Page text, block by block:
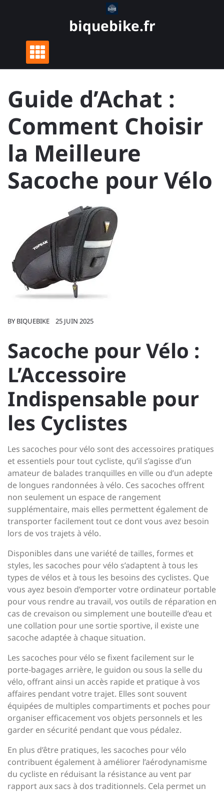
biquebike.fr
Guide d’Achat :
Comment Choisir
la Meilleure
Sacoche pour Vélo
BY BIQUEBIKE 25 JUIN 2025
Sacoche pour Vélo :
L’Accessoire
Indispensable pour
les Cyclistes
Les sacoches pour vélo sont des accessoires pratiques
et essentiels pour tout cycliste, qu’il s’agisse d’un
amateur de balades tranquilles en ville ou d’un adepte
de longues randonnées à vélo. Ces sacoches offrent
non seulement un espace de rangement
supplémentaire, mais elles permettent également de
transporter facilement tout ce dont vous avez besoin
lors de vos trajets à vélo.
Disponibles dans une variété de tailles, formes et
styles, les sacoches pour vélo s’adaptent à tous les
types de vélos et à tous les besoins des cyclistes. Que
vous ayez besoin d’emporter votre ordinateur portable
pour vous rendre au travail, vos outils de réparation en
cas de crevaison ou simplement une bouteille d’eau et
une collation pour une sortie sportive, il existe une
sacoche adaptée à chaque situation.
Les sacoches pour vélo se fixent facilement sur le
porte-bagages arrière, le guidon ou sous la selle du
vélo, offrant ainsi un accès rapide et pratique à vos
affaires pendant votre trajet. Elles sont souvent
équipées de multiples compartiments et poches pour
organiser efficacement vos objets personnels et les
garder en sécurité pendant que vous pédalez.
En plus d’être pratiques, les sacoches pour vélo
contribuent également à améliorer l’aérodynamisme
du cycliste en réduisant la résistance au vent par
rapport aux sacs à dos traditionnels. Cela permet un